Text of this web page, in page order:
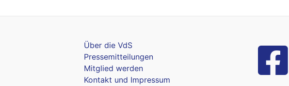
Über die VdS
Pressemitteilungen
Mitglied werden
Kontakt und Impressum